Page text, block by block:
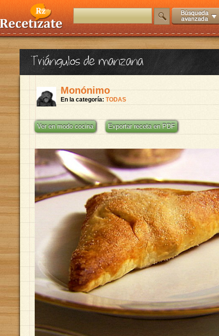
Triángulos de manzana
Monónimo
En la categoría: TODAS
Ver en modo cocina Exportar receta en PDF